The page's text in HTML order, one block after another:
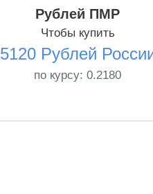
Рублей ПМР
Чтобы купить
5120 Рублей
по курсу: 0.2180